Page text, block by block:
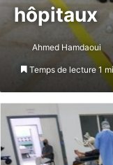
hôpitaux
Ahmed Hamdaoui
Temps de lecture 1